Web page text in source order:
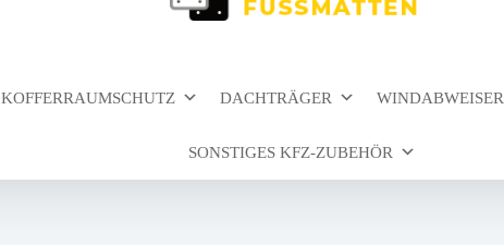
KOFFERRAUMSCHUTZ DACHTRÄGER WINDABWEISER
SONSTIGES KFZ-ZUBEHÖR